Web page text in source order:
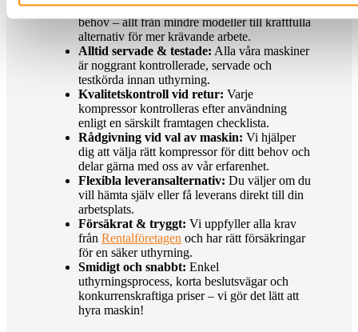
Stort utbud:Vi har kompressorer för olika
behov – allt från mindre modeller till kraftfulla
alternativ för mer krävande arbete.
Alltid servade & testade: Alla våra maskiner
är noggrant kontrollerade, servade och
testkörda innan uthyrning.
Kvalitetskontroll vid retur: Varje
kompressor kontrolleras efter användning
enligt en särskilt framtagen checklista.
Rådgivning vid val av maskin: Vi hjälper
dig att välja rätt kompressor för ditt behov och
delar gärna med oss av vår erfarenhet.
Flexibla leveransalternativ: Du väljer om du
vill hämta själv eller få leverans direkt till din
arbetsplats.
Försäkrat & tryggt: Vi uppfyller alla krav
från Rentalföretagen och har rätt försäkringar
för en säker uthyrning.
Smidigt och snabbt: Enkel
uthyrningsprocess, korta beslutsvägar och
konkurrenskraftiga priser – vi gör det lätt att
hyra maskin!